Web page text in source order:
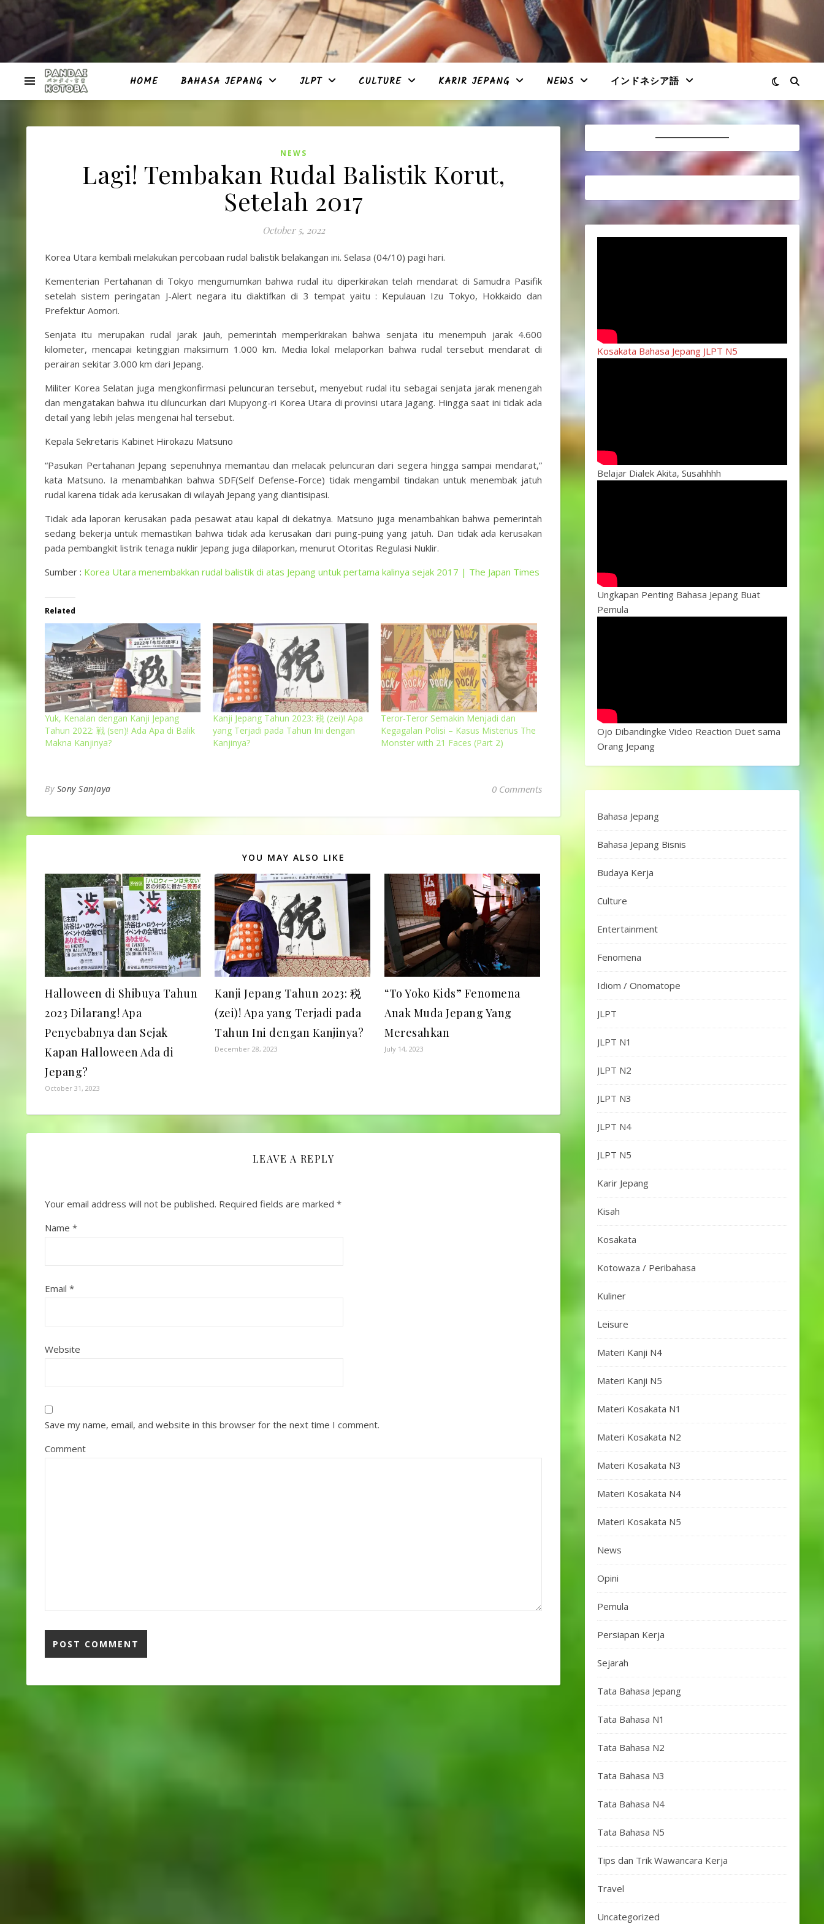
HOME BAHASA JEPANG JLPT CULTURE KARIR JEPANG NEWS インドネシア語
NEWS
Lagi! Tembakan Rudal Balistik Korut,
Setelah 2017
October 5, 2022
Korea Utara kembali melakukan percobaan rudal balistik belakangan ini. Selasa (04/10) pagi hari.
Kementerian Pertahanan di Tokyo mengumumkan bahwa rudal itu diperkirakan telah mendarat di Samudra Pasifik
setelah sistem peringatan J-Alert negara itu diaktifkan di 3 tempat yaitu : Kepulauan Izu Tokyo, Hokkaido dan
Prefektur Aomori.
Senjata itu merupakan rudal jarak jauh, pemerintah memperkirakan bahwa senjata itu menempuh jarak 4.600
kilometer, mencapai ketinggian maksimum 1.000 km. Media lokal melaporkan bahwa rudal tersebut mendarat di
perairan sekitar 3.000 km dari Jepang.
Militer Korea Selatan juga mengkonfirmasi peluncuran tersebut, menyebut rudal itu sebagai senjata jarak menengah
dan mengatakan bahwa itu diluncurkan dari Mupyong-ri Korea Utara di provinsi utara Jagang. Hingga saat ini tidak ada
detail yang lebih jelas mengenai hal tersebut.
Kepala Sekretaris Kabinet Hirokazu Matsuno
“Pasukan Pertahanan Jepang sepenuhnya memantau dan melacak peluncuran dari segera hingga sampai mendarat,”
kata Matsuno. Ia menambahkan bahwa SDF(Self Defense-Force) tidak mengambil tindakan untuk menembak jatuh
rudal karena tidak ada kerusakan di wilayah Jepang yang diantisipasi.
Tidak ada laporan kerusakan pada pesawat atau kapal di dekatnya. Matsuno juga menambahkan bahwa pemerintah
sedang bekerja untuk memastikan bahwa tidak ada kerusakan dari puing-puing yang jatuh. Dan tidak ada kerusakan
pada pembangkit listrik tenaga nuklir Jepang juga dilaporkan, menurut Otoritas Regulasi Nuklir.
Sumber : Korea Utara menembakkan rudal balistik di atas Jepang untuk pertama kalinya sejak 2017 | The Japan Times
Related
Yuk, Kenalan dengan Kanji Jepang
Tahun 2022: 戦 (sen)! Ada Apa di Balik
Makna Kanjinya?
Kanji Jepang Tahun 2023: 税 (zei)! Apa
yang Terjadi pada Tahun Ini dengan
Kanjinya?
Teror-Teror Semakin Menjadi dan
Kegagalan Polisi – Kasus Misterius The
Monster with 21 Faces (Part 2)
By Sony Sanjaya 0 Comments
YOU MAY ALSO LIKE
Halloween di Shibuya Tahun
2023 Dilarang! Apa
Penyebabnya dan Sejak
Kapan Halloween Ada di
Jepang?
October 31, 2023
Kanji Jepang Tahun 2023: 税
(zei)! Apa yang Terjadi pada
Tahun Ini dengan Kanjinya?
December 28, 2023
“To Yoko Kids” Fenomena
Anak Muda Jepang Yang
Meresahkan
July 14, 2023
LEAVE A REPLY
Your email address will not be published. Required fields are marked *
Name *
Email *
Website
Save my name, email, and website in this browser for the next time I comment.
Comment
Kosakata Bahasa Jepang JLPT N5
Belajar Dialek Akita, Susahhhh
Ungkapan Penting Bahasa Jepang Buat
Pemula
Ojo Dibandingke Video Reaction Duet sama
Orang Jepang
Bahasa Jepang
Bahasa Jepang Bisnis
Budaya Kerja
Culture
Entertainment
Fenomena
Idiom / Onomatope
JLPT
JLPT N1
JLPT N2
JLPT N3
JLPT N4
JLPT N5
Karir Jepang
Kisah
Kosakata
Kotowaza / Peribahasa
Kuliner
Leisure
Materi Kanji N4
Materi Kanji N5
Materi Kosakata N1
Materi Kosakata N2
Materi Kosakata N3
Materi Kosakata N4
Materi Kosakata N5
News
Opini
Pemula
Persiapan Kerja
Sejarah
Tata Bahasa Jepang
Tata Bahasa N1
Tata Bahasa N2
Tata Bahasa N3
Tata Bahasa N4
Tata Bahasa N5
Tips dan Trik Wawancara Kerja
Travel
Uncategorized